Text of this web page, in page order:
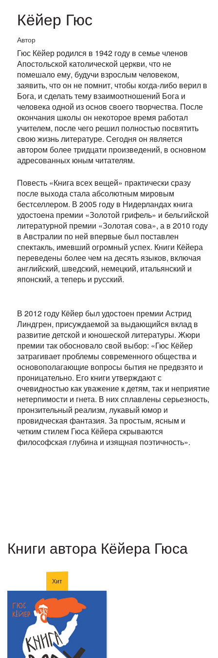
Кёйер Гюс
Автор
Гюс Кёйер родился в 1942 году в семье членов
Апостольской католической церкви, что не
помешало ему, будучи взрослым человеком,
заявить, что он не помнит, чтобы когда-либо верил в
Бога, и сделать тему взаимоотношений Бога и
человека одной из основ своего творчества. После
окончания школы он некоторое время работал
учителем, после чего решил полностью посвятить
свою жизнь литературе. Сегодня он является
автором более тридцати произведений, в основном
адресованных юным читателям.
Повесть «Книга всех вещей» практически сразу
после выхода стала абсолютным мировым
бестселлером. В 2005 году в Нидерландах книга
удостоена премии «Золотой грифель» и бельгийской
литературной премии «Золотая сова», а в 2010 году
в Австралии по ней впервые был поставлен
спектакль, имевший огромный успех. Книги Кёйера
переведены более чем на десять языков, включая
английский, шведский, немецкий, итальянский и
японский, а теперь и русский.
В 2012 году Кёйер был удостоен премии Астрид
Линдгрен, присуждаемой за выдающийся вклад в
развитие детской и юношеской литературы. Жюри
премии так обосновало свой выбор: «Гюс Кёйер
затрагивает проблемы современного общества и
основополагающие вопросы бытия не предвзято и
проницательно. Его книги утверждают с
очевидностью как уважение к детям, так и неприятие
нетерпимости и гнета. В них сплавлены серьезность,
пронзительный реализм, лукавый юмор и
провидческая фантазия. За простым, ясным и
четким стилем Гюса Кёйера скрываются
философская глубина и изящная поэтичность».
Книги автора Кёйера Гюса
Хит